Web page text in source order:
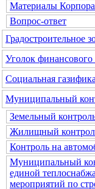
Материалы
Вопрос-ответ
Градостроительное
Уголок
Социальная
Муниципальный
Земельный
Жилищный
Контроль на
Муниципальный
единой
мероприятий по